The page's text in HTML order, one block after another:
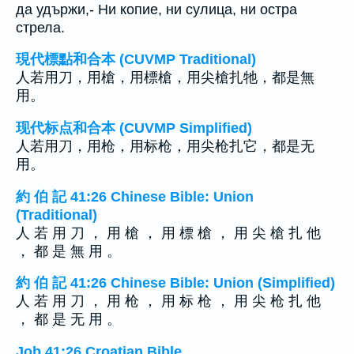
да удържи,- Ни копие, ни сулица, ни остра
стрела.
現代標點和合本 (CUVMP Traditional)
人若用刀，用槍，用標槍，用尖槍扎牠，都是無
用。
现代标点和合本 (CUVMP Simplified)
人若用刀，用枪，用标枪，用尖枪扎它，都是无
用。
約 伯 記 41:26 Chinese Bible: Union
(Traditional)
人 若 用 刀 ， 用 槍 ， 用 標 槍 ， 用 尖 槍 扎 他
， 都 是 無 用 。
約 伯 記 41:26 Chinese Bible: Union (Simplified)
人 若 用 刀 ， 用 枪 ， 用 标 枪 ， 用 尖 枪 扎 他
， 都 是 无 用 。